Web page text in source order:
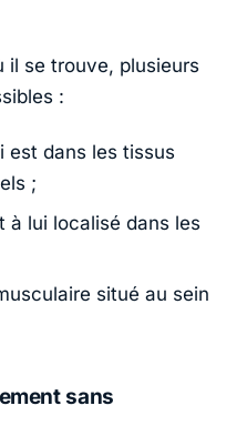
il se trouve, plusieurs
:
est dans les tissus
;
à lui localisé dans les
situé au sein
sans